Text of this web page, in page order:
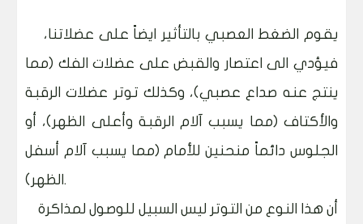
يقوم الضغط العصبي بالتأثير ايضاً على عضلاتنا،
فيؤدي الى اعتصار والقبض على عضلات الفك (مما
ينتج عنه صداع عصبي)، وكذلك توتر عضلات الرقبة
والأكتاف (مما يسبب آلام الرقبة وأعلى الظهر)، أو
الجلوس دائماً منحنين للأمام (مما يسبب آلام أسفل
الظهر).
أن هذا النوع من التوتر ليس السبيل للوصول لمذاكرة